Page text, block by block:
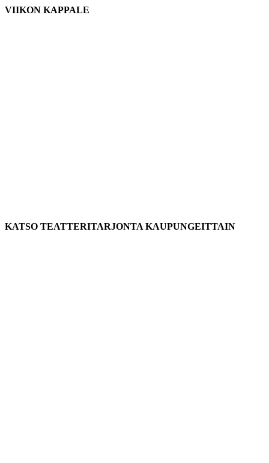
VIIKON KAPPALE
KATSO TEATTERITARJONTA KAUPUNGEITTAIN